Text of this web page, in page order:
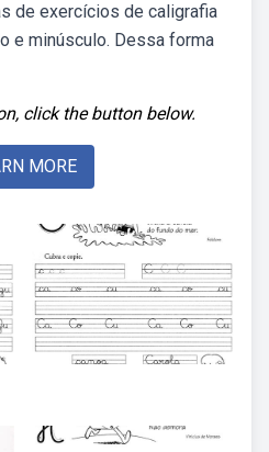
de exercícios de caligrafia
e minúsculo. Dessa forma
click the button below.
MORE